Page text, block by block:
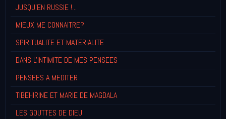
JUSQU'EN RUSSIE !...
MIEUX ME CONNAITRE?
SPIRITUALITE ET MATERIALITE
DANS L'INTIMITE DE MES PENSEES
PENSEES A MEDITER
TIBEHIRINE ET MARIE DE MAGDALA
LES GOUTTES DE DIEU